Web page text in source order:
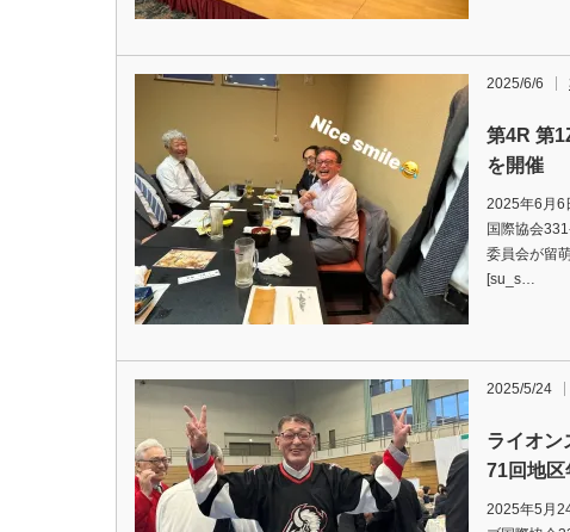
2025/6/6
第4R 第
を開催
2025年6月6
国際協会
委員会が留
[su_s…
2025/5/24
ライオン
71回地区
2025年5月